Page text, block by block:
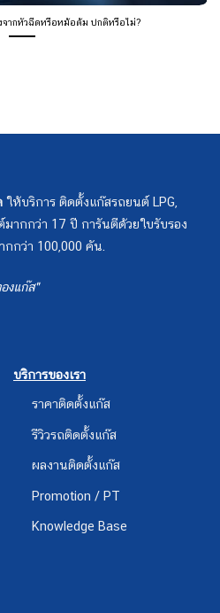
จากหัวฉีดหรือหม้อต้ม ปกติหรือไม่?
ให้บริการ ติดตั้งแก๊สรถยนต์ LPG,
มากกว่า 17 ปี การันตีด้วยใบรับรอง
กกว่า 100,000 คัน.
งแก๊ส"
บริการของเรา
ราคาติดตั้งแก๊ส
รีวิวรถติดตั้งแก๊ส
ผลงานติดตั้งแก๊ส
Promotion / PT
Knowledge Base